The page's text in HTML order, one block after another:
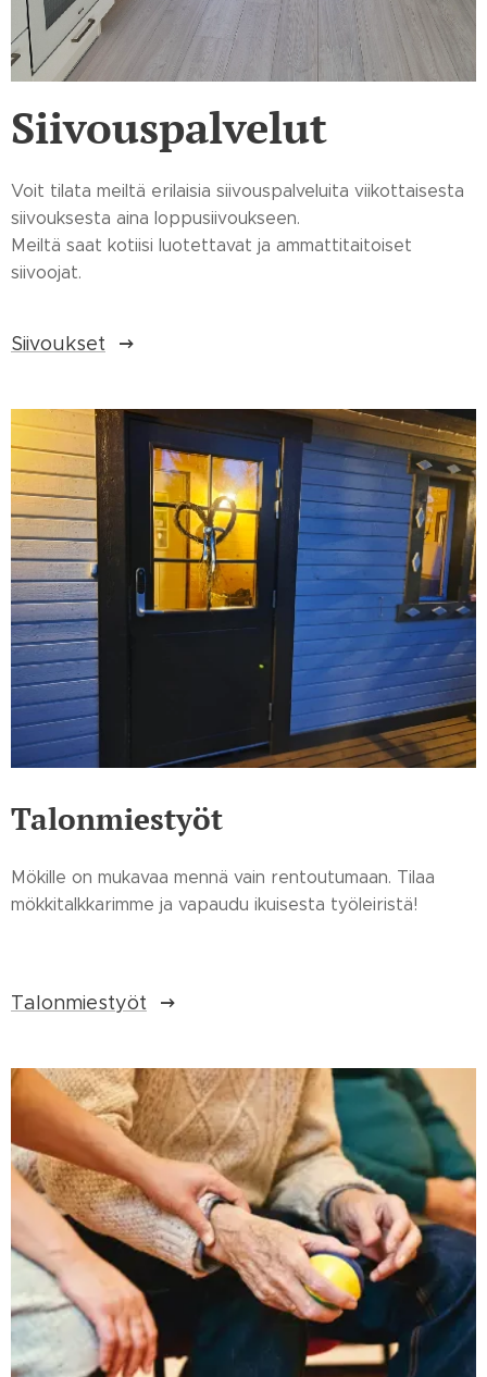
Siivouspalvelut
Voit tilata meiltä erilaisia siivouspalveluita viikottaisesta
siivouksesta aina loppusiivoukseen.
Meiltä saat kotiisi luotettavat ja ammattitaitoiset
siivoojat.
Siivoukset
Talonmiestyöt
Mökille on mukavaa mennä vain rentoutumaan. Tilaa
mökkitalkkarimme ja vapaudu ikuisesta työleiristä!
Talonmiestyöt